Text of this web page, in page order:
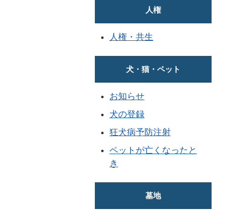
人権
人権・共生
犬・猫・ペット
お知らせ
犬の登録
狂犬病予防注射
ペットが亡くなったと
き
墓地